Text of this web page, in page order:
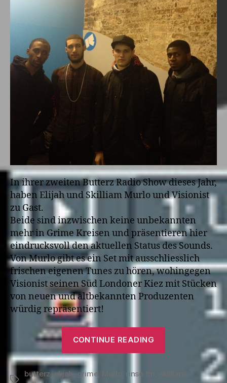
In ihrer zweiten Butterz Radio Show dieses Jahr,
haben Elijah und Skilliam Murlo und Visionist
zu Gast.
Beide sind inzwischen keine unbekannten
mehr in Grime Kreisen und präsentieren hier
eindrucksvoll den aktuellen Status des Sounds.
Von Murlo gibt es ein Set mit ausschliesslich
frischen eigenen Tunes zu hören, wohingegen
Visionist seinen Süd Londoner Kiez mit Stücken
von neuen und altbekannten Produzenten
würdig repräsentiert!
CONTINUE READING
Skilliam
Tags
butterz,elijah,grime rinse fm